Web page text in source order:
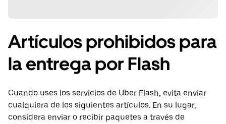
Artículos prohibidos para
la entrega por Flash
Cuando uses los servicios de Uber Flash, evita enviar
cualquiera de los siguientes artículos. En su lugar,
considera enviar o recibir paquetes a través de